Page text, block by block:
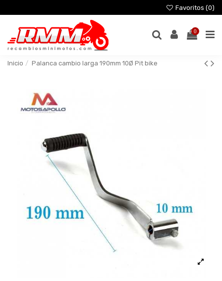
Favoritos (0)
0
Inicio Palanca cambio larga 190mm 10Ø Pit bike